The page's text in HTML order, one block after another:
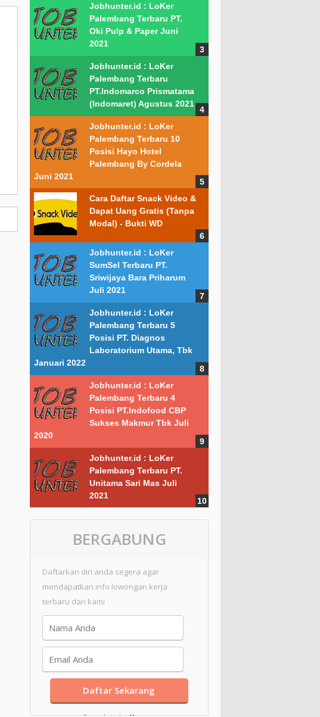
Jobhunter.id : LoKer
Palembang Terbaru PT.
Oki Pulp & Paper Juni
2021
Jobhunter.id : LoKer
Palembang Terbaru
PT.Indomarco Prismatama
(Indomaret) Agustus 2021
Jobhunter.id : LoKer
Palembang Terbaru 10
Posisi Hayo Hotel
Palembang By Cordela
Juni 2021
Cara Daftar Snack Video &
Dapat Uang Gratis (Tanpa
Modal) - Bukti WD
Jobhunter.id : LoKer
SumSel Terbaru PT.
Sriwijaya Bara Priharum
Juli 2021
Jobhunter.id : LoKer
Palembang Terbaru 5
Posisi PT. Diagnos
Laboratorium Utama, Tbk
Januari 2022
Jobhunter.id : LoKer
Palembang Terbaru 4
Posisi PT.Indofood CBP
Sukses Makmur Tbk Juli
2020
Jobhunter.id : LoKer
Palembang Terbaru PT.
Unitama Sari Mas Juli
2021
BERGABUNG
Daftarkan diri anda segera agar
mendapatkan info lowongan kerja
terbaru dari kami